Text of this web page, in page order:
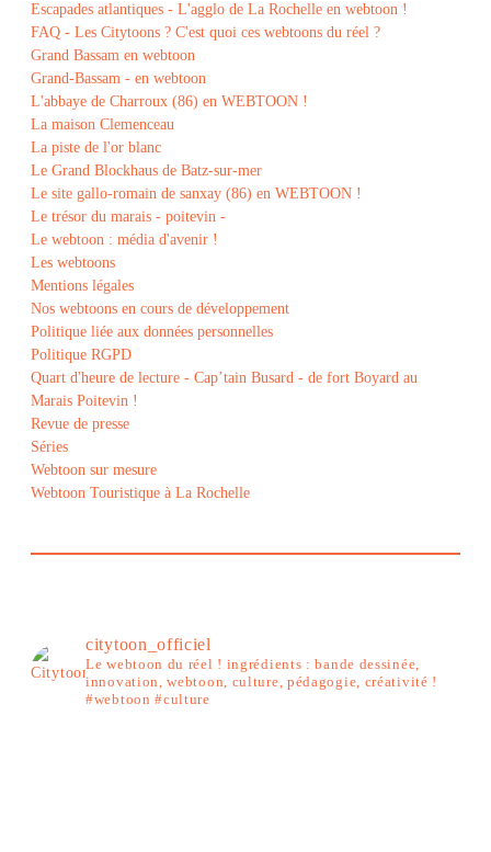
Escapades atlantiques - L'agglo de La Rochelle en webtoon !
FAQ - Les Citytoons ? C'est quoi ces webtoons du réel ?
Grand Bassam en webtoon
Grand-Bassam - en webtoon
L'abbaye de Charroux (86) en WEBTOON !
La maison Clemenceau
La piste de l'or blanc
Le Grand Blockhaus de Batz-sur-mer
Le site gallo-romain de sanxay (86) en WEBTOON !
Le trésor du marais - poitevin -
Le webtoon : média d'avenir !
Les webtoons
Mentions légales
Nos webtoons en cours de développement
Politique liée aux données personnelles
Politique RGPD
Quart d'heure de lecture - Cap’tain Busard - de fort Boyard au
Marais Poitevin !
Revue de presse
Séries
Webtoon sur mesure
Webtoon Touristique à La Rochelle
citytoon_officiel
Le webtoon du réel ! ingrédients : bande dessinée,
innovation, webtoon, culture, pédagogie, créativité !
#webtoon #culture